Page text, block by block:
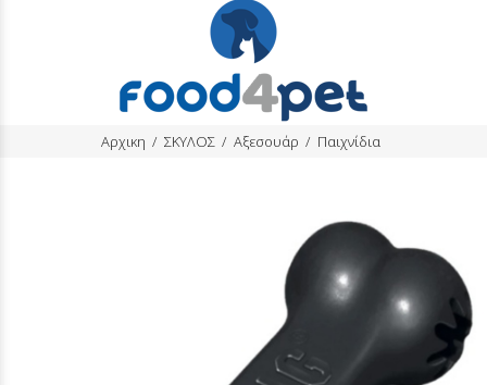
Αρχικη ΣΚΥΛΟΣ Αξεσουάρ Παιχνίδια